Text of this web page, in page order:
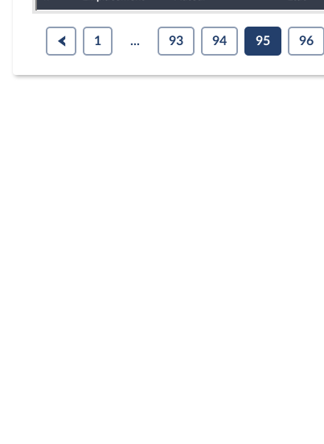
1 ... 93 94 95 96